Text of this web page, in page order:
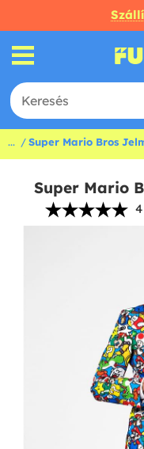
... Super Mario Bros
Super Mario